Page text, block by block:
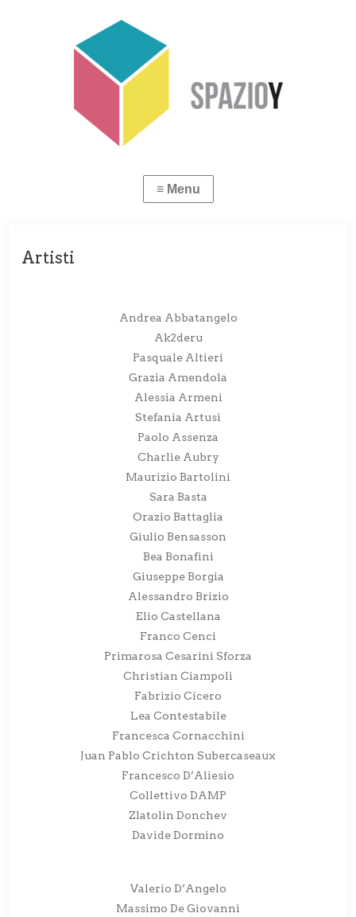
Artisti
Andrea Abbatangelo
Ak2deru
Pasquale Altieri
Grazia Amendola
Alessia Armeni
Stefania Artusi
Paolo Assenza
Charlie Aubry
Maurizio Bartolini
Sara Basta
Orazio Battaglia
Giulio Bensasson
Bea Bonafini
Giuseppe Borgia
Alessandro Brizio
Elio Castellana
Franco Cenci
Primarosa Cesarini Sforza
Christian Ciampoli
Fabrizio Cicero
Lea Contestabile
Francesca Cornacchini
Juan Pablo Crichton Subercaseaux
Francesco D’Aliesio
Collettivo DAMP
Zlatolin Donchev
Davide Dormino
Valerio D’Angelo
Massimo De Giovanni